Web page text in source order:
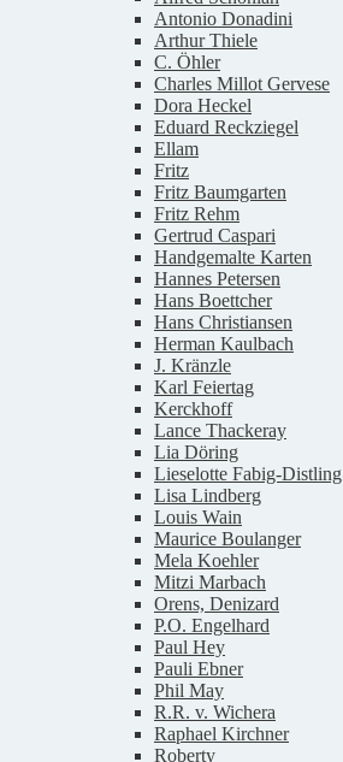
Antonio Donadini
Arthur Thiele
C. Öhler
Charles Millot Gervese
Dora Heckel
Eduard Reckziegel
Ellam
Fritz
Fritz Baumgarten
Fritz Rehm
Gertrud Caspari
Handgemalte Karten
Hannes Petersen
Hans Boettcher
Hans Christiansen
Herman Kaulbach
J. Kränzle
Karl Feiertag
Kerckhoff
Lance Thackeray
Lia Döring
Lieselotte Fabig-Distling
Lisa Lindberg
Louis Wain
Maurice Boulanger
Mela Koehler
Mitzi Marbach
Orens, Denizard
P.O. Engelhard
Paul Hey
Pauli Ebner
Phil May
R.R. v. Wichera
Raphael Kirchner
Roberty